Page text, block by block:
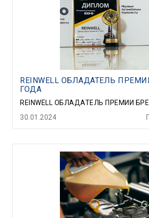
REINWELL ОБЛАДАТЕЛЬ
ГОДА
REINWELL ОБЛАДАТЕЛЬ ПРЕМИИ
30.01.2024